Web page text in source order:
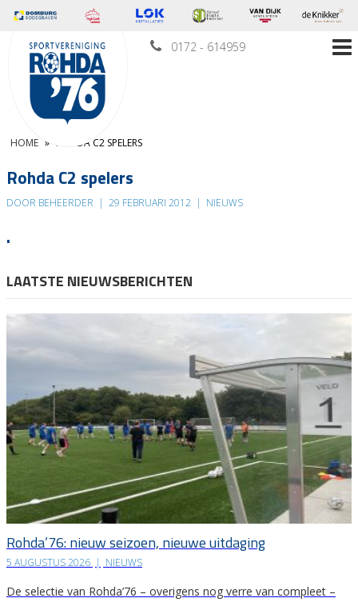
0172 - 614959
HOME » ROHDA C2 SPELERS
Rohda C2 spelers
DOOR BEHEERDER | 29 FEBRUARI 2012 | NIEUWS
.
LAATSTE NIEUWSBERICHTEN
Rohda’76: nieuw seizoen, nieuwe uitdaging
5 AUGUSTUS 2026 | NIEUWS
De selectie van Rohda’76 – overigens nog verre van compleet –